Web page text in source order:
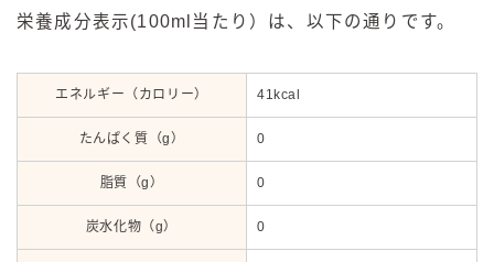
栄養成分表示(100ml当たり）は、以下の通りです。
エネルギー（カロリー） 41kcal
たんぱく質（g） 0
脂質（g） 0
炭水化物（g） 0